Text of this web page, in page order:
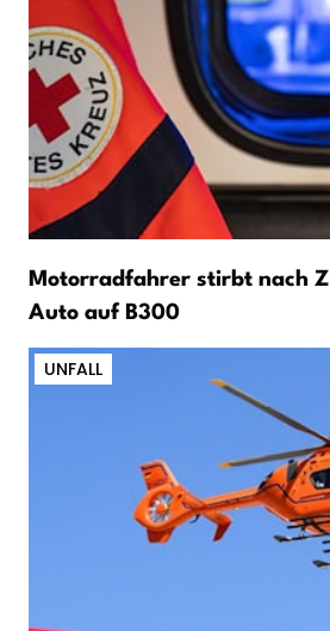
Motorradfahrer stirbt nach
Auto auf B300
UNFALL